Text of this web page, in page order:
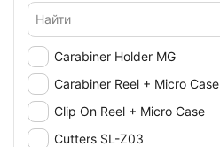
Carabiner Holder MG
Carabiner Reel + Micro Case
Clip On Reel + Micro Case
Cutters SL-Z03